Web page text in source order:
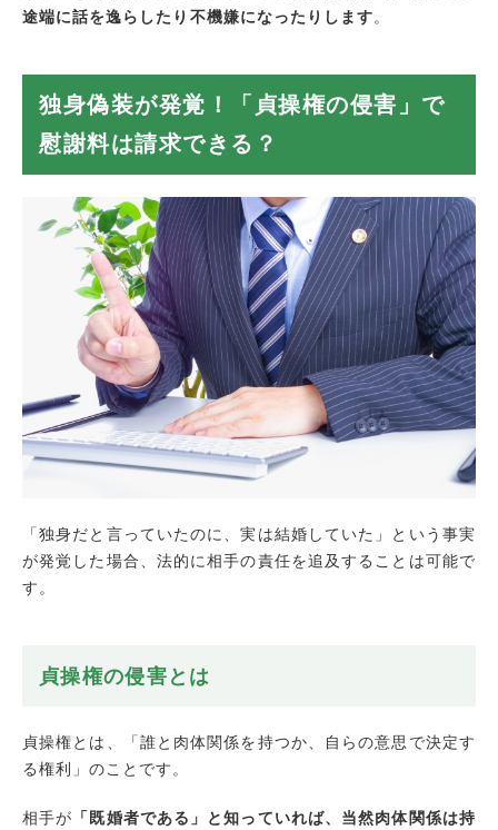
途端に話を逸らしたり不機嫌になったりします。
独身偽装が発覚！「貞操権の侵害」で
慰謝料は請求できる？
「独身だと言っていたのに、実は結婚していた」という事実
が発覚した場合、法的に相手の責任を追及することは可能で
す。
貞操権の侵害とは
貞操権とは、「誰と肉体関係を持つか、自らの意思で決定す
る権利」のことです。
相手が 「既婚者である」と知っていれば、当然肉体関係は持